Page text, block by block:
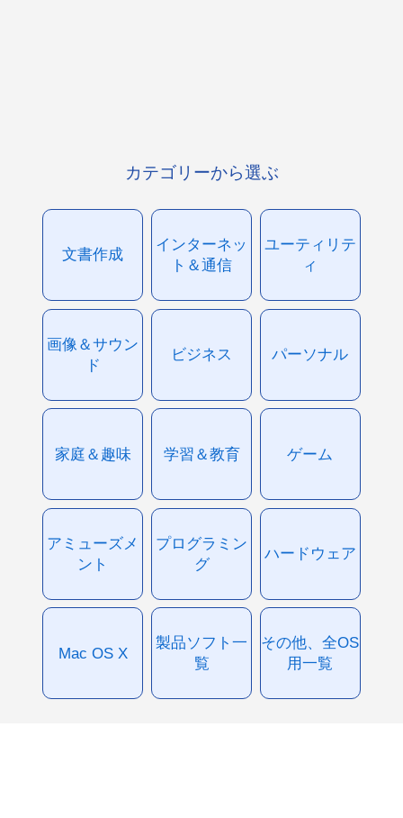
カテゴリーから選ぶ
文書作成
インターネッ
ト＆通信
ユーティリテ
ィ
画像＆サウン
ド
ビジネス パーソナル
家庭＆趣味 学習＆教育 ゲーム
アミューズメ
ント
プログラミン
グ
ハードウェア
Mac OS X
製品ソフト一
覧
その他、全OS
用一覧